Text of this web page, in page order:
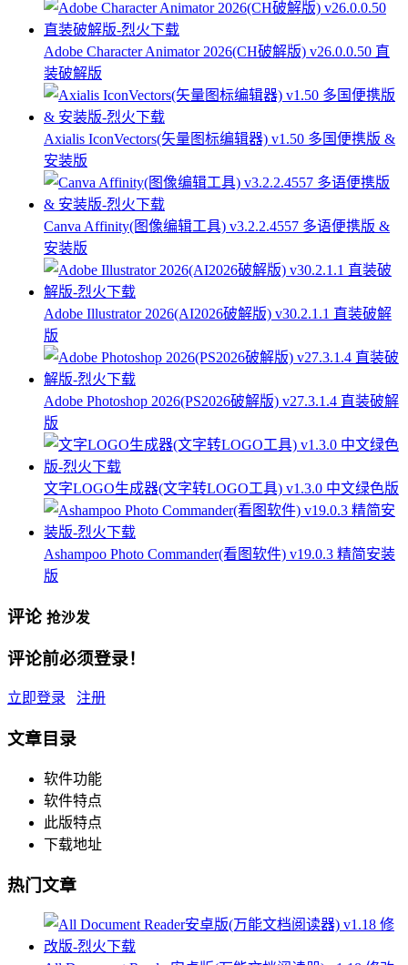
Adobe Character Animator 2026(CH破解版) v26.0.0.50 直
装破解版
Axialis IconVectors(矢量图标编辑器) v1.50 多国便携版 &
安装版
Canva Affinity(图像编辑工具) v3.2.2.4557 多语便携版 &
安装版
Adobe Illustrator 2026(AI2026破解版) v30.2.1.1 直装破解
版
Adobe Photoshop 2026(PS2026破解版) v27.3.1.4 直装破解
版
文字LOGO生成器(文字转LOGO工具) v1.3.0 中文绿色版
Ashampoo Photo Commander(看图软件) v19.0.3 精简安装
版
评论 抢沙发
评论前必须登录！
立即登录 注册
文章目录
软件功能
软件特点
此版特点
下载地址
热门文章